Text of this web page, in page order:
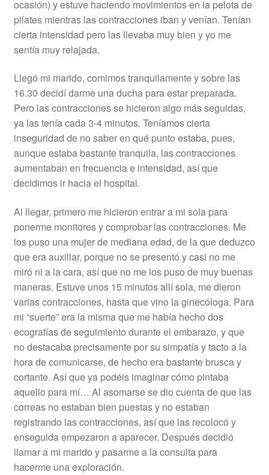
ocasión) y estuve haciendo movimientos en la pelota de
pilates mientras las contracciones iban y venían. Tenían
cierta intensidad pero las llevaba muy bien y yo me
sentía muy relajada.
Llegó mi marido, comimos tranquilamente y sobre las
16.30 decidí darme una ducha para estar preparada.
Pero las contracciones se hicieron algo más seguidas,
ya las tenía cada 3-4 minutos. Teníamos cierta
inseguridad de no saber en qué punto estaba, pues,
aunque estaba bastante tranquila, las contracciones
aumentaban en frecuencia e intensidad, así que
decidimos ir hacia el hospital.
Al llegar, primero me hicieron entrar a mi sola para
ponerme monitores y comprobar las contracciones. Me
los puso una mujer de mediana edad, de la que deduzco
que era auxiliar, porque no se presentó y casi no me
miró ni a la cara, así que no me los puso de muy buenas
maneras. Estuve unos 15 minutos allí sola, me dieron
varias contracciones, hasta que vino la ginecóloga. Para
mi “suerte” era la misma que me había hecho dos
ecografías de seguimiento durante el embarazo, y que
no destacaba precisamente por su simpatía y tacto a la
hora de comunicarse, de hecho era bastante brusca y
cortante. Así que ya podéis imaginar cómo pintaba
aquello para mí… Al asomarse se dio cuenta de que las
correas no estaban bien puestas y no estaban
registrando las contracciones, así que las recolocó y
enseguida empezaron a aparecer. Después decidió
llamar a mi marido y pasarme a la consulta para
hacerme una exploración.